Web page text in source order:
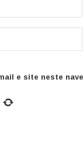
e site neste